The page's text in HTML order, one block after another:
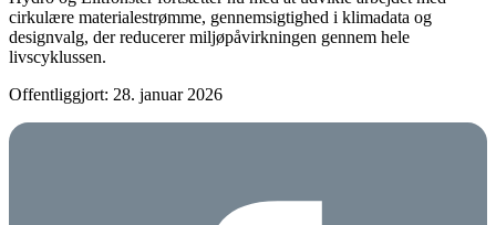
cirkulære materialestrømme, gennemsigtighed i klimadata og
designvalg, der reducerer miljøpåvirkningen gennem hele
livscyklussen.
Offentliggjort: 28. januar 2026